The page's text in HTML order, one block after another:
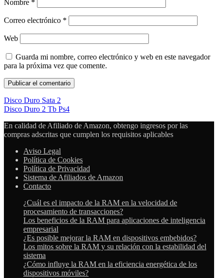
Nombre *
Correo electrónico *
Web
Guarda mi nombre, correo electrónico y web en este navegador
para la próxima vez que comente.
Disco Duro Sata 2
Disco Duro 2 Tb Ps4
En calidad de Afiliado de Amazon, obtengo ingresos por las
compras adscritas que cumplen los requisitos aplicables
Aviso Legal
Política de Cookies
Política de Privacidad
Sistema de Afiliados de Amazon
Contacto
¿Cuál es el impacto de la RAM en la velocidad de
procesamiento de transacciones?
Los beneficios de la RAM para aplicaciones de inteligencia
empresarial
¿Es posible mejorar la RAM en dispositivos embebidos?
Los mitos sobre la RAM y su relación con la estabilidad del
sistema
¿Cómo influye la RAM en la eficiencia energética de los
dispositivos móviles?